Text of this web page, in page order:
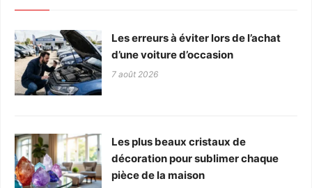
Les erreurs à éviter lors de l’achat
d’une voiture d’occasion
7 août 2026
Les plus beaux cristaux de
décoration pour sublimer chaque
pièce de la maison